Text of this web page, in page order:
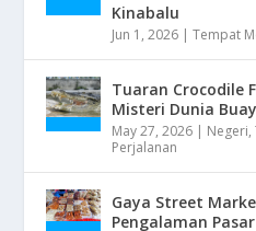
Kinabalu
Jun 1, 2026 |Tempat
Tuaran Crocodile
Misteri Dunia
May 27, 2026 | Negeri,
Perjalanan
Gaya Street
Pengalaman